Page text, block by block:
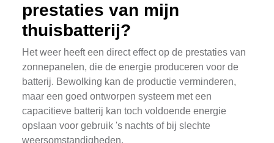
prestaties van mijn
thuisbatterij?
Het weer heeft een direct effect op de prestaties van
zonnepanelen, die de energie produceren voor de
batterij. Bewolking kan de productie verminderen,
maar een goed ontworpen systeem met een
capacitieve batterij kan toch voldoende energie
opslaan voor gebruik 's nachts of bij slechte
weersomstandigheden.